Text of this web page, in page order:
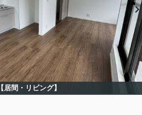
【居間・リビング】